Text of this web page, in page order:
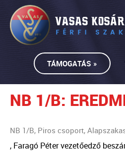
TÁMOGATÁS »
NB 1/B:
NB 1/B, Piros csoport,
, Faragó Péter vezetőedző